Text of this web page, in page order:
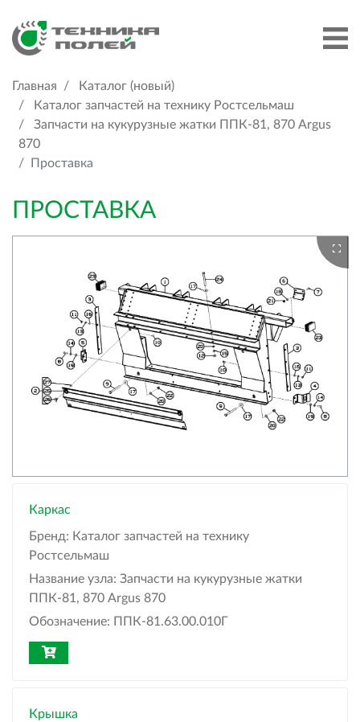
Главная
Каталог (новый)
Каталог запчастей на технику Ростсельмаш
Запчасти на кукурузные жатки ППК-81, 870 Argus
870
Проставка
ПРОСТАВКА
Каркас
Бренд: Каталог запчастей на технику
Ростсельмаш
Название узла: Запчасти на кукурузные жатки
ППК-81, 870 Argus 870
Обозначение: ППК-81.63.00.010Г
Крышка